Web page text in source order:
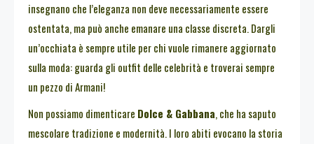
insegnano che l’eleganza non deve necessariamente essere
ostentata, ma può anche emanare una classe discreta. Dargli
un’occhiata è sempre utile per chi vuole rimanere aggiornato
sulla moda: guarda gli outfit delle celebrità e troverai sempre
un pezzo di Armani!
Non possiamo dimenticare Dolce & Gabbana, che ha saputo
mescolare tradizione e modernità. I loro abiti evocano la storia